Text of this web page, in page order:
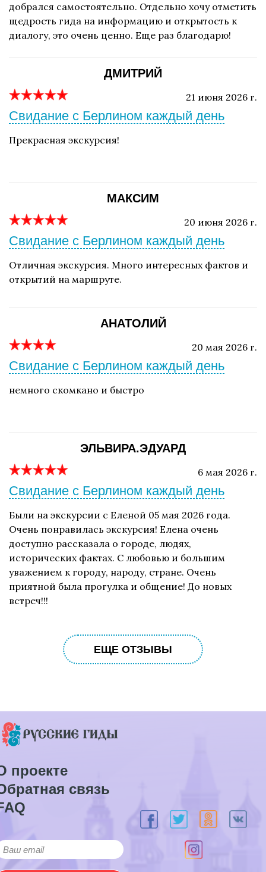
добрался самостоятельно. Отдельно хочу отметить
щедрость гида на информацию и открытость к
диалогу, это очень ценно. Еще раз благодарю!
ДМИТРИЙ
21 июня 2026 г.
Свидание с Берлином каждый день
Прекрасная экскурсия!
МАКСИМ
20 июня 2026 г.
Свидание с Берлином каждый день
Отличная экскурсия. Много интересных фактов и
открытий на маршруте.
АНАТОЛИЙ
20 мая 2026 г.
Свидание с Берлином каждый день
немного скомкано и быстро
ЭЛЬВИРА.ЭДУАРД
6 мая 2026 г.
Свидание с Берлином каждый день
Были на экскурсии с Еленой 05 мая 2026 года.
Очень понравилась экскурсия! Елена очень
доступно рассказала о городе, людях,
исторических фактах. С любовью и большим
уважением к городу, народу, стране. Очень
приятной была прогулка и общение! До новых
встреч!!!
ЕЩЕ ОТЗЫВЫ
проекте
связь